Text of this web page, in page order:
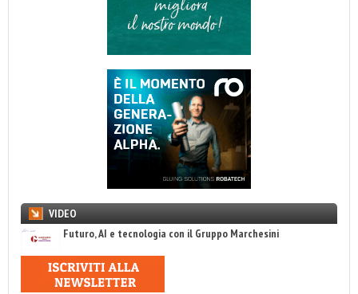
VIDEO
Futuro, AI e tecnologia con il Gruppo Marchesini